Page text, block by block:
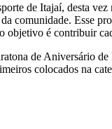
de Itajaí, desta
comunidade. Esse
objetivo é contribuir
de Aniversário
colocados na